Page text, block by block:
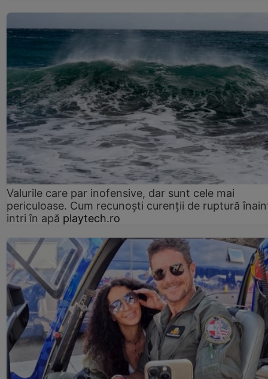
Valurile care par inofensive, dar sunt cele mai
periculoase. Cum recunoști curenții de ruptură
intri în apă playtech.ro